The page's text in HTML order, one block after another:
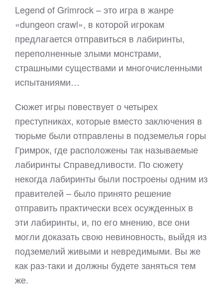
Legend of Grimrock – это игра в жанре
«dungeon crawl», в которой игрокам
предлагается отправиться в лабиринты,
переполненные злыми монстрами,
страшными существами и многочисленными
испытаниями…
Сюжет игры повествует о четырех
преступниках, которые вместо заключения в
тюрьме были отправлены в подземелья горы
Гримрок, где расположены так называемые
лабиринты Справедливости. По сюжету
некогда лабиринты были построены одним из
правителей – было принято решение
отправить практически всех осужденных в
эти лабиринты, и, по его мнению, все они
могли доказать свою невиновность, выйдя из
подземелий живыми и невредимыми. Вы же
как раз-таки и должны будете заняться тем
же.